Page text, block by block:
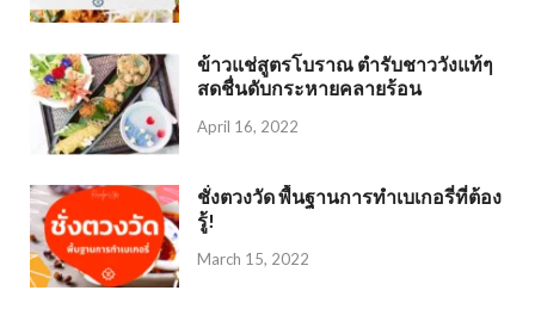
ข้าวแช่สูตรโบราณ ตำรับชาววังแท้ๆ
สดชื่นดับกระหายคลายร้อน
April 16, 2022
ชั่งตวงวัด พื้นฐานการทำเบเกอรี่ที่ต้อง
รู้!
March 15, 2022